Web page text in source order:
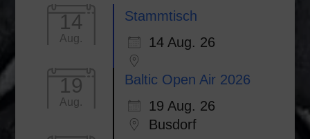
14
Aug.
Stammtisch
14 Aug. 26
19
Aug.
Baltic Open Air 2026
19 Aug. 26
Busdorf